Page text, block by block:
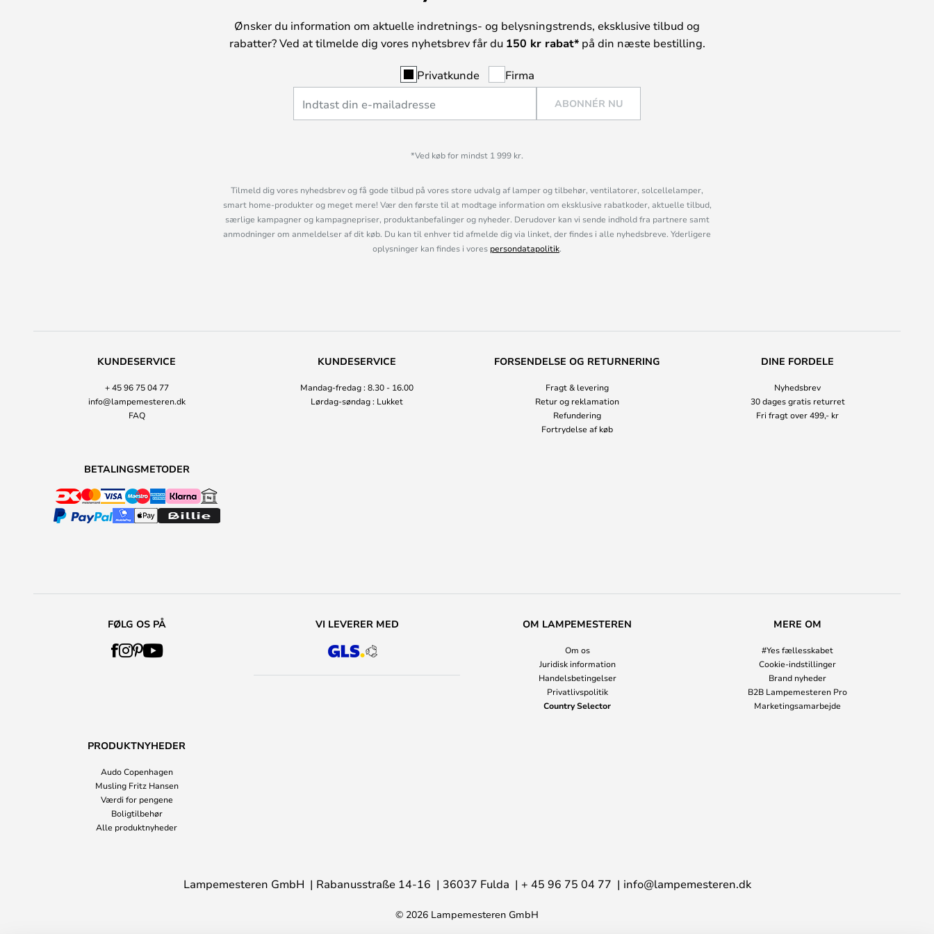
Ønsker du information om aktuelle indretnings- og belysningstrends, eksklusive tilbud og
rabatter? Ved at tilmelde dig vores nyhetsbrev får du 150 kr rabat*på din næste bestilling.
Privatkunde Firma
ABONNÉR NU
*Ved køb for mindst 1 999 kr.
Tilmeld dig vores nyhedsbrev og få gode tilbud på vores store udvalg af lamper og tilbehør, ventilatorer, solcellelamper,
smart home-produkter og meget mere! Vær den første til at modtage information om eksklusive rabatkoder, aktuelle tilbud,
særlige kampagner og kampagnepriser, produktanbefalinger og nyheder. Derudover kan vi sende indhold fra partnere samt
anmodninger om anmeldelser af dit køb. Du kan til enhver tid afmelde dig via linket, der findes i alle nyhedsbreve. Yderligere
oplysninger kan findes i vores persondatapolitik.
KUNDESERVICE
+ 45 96 75 04 77
info@lampemesteren.dk
FAQ
KUNDESERVICE
Mandag-fredag : 8.30 - 16.00
Lørdag-søndag : Lukket
FORSENDELSE OG RETURNERING
Fragt & levering
Retur og reklamation
Refundering
Fortrydelse af køb
DINE FORDELE
Nyhedsbrev
30 dages gratis returret
Fri fragt over 499,- kr
BETALINGSMETODER
FØLG OS PÅ VI LEVERER MED OM LAMPEMESTEREN
Om os
Juridisk information
Handelsbetingelser
Privatlivspolitik
Country Selector
MERE OM
#Yes fællesskabet
Cookie-indstillinger
Brand nyheder
B2B Lampemesteren Pro
Marketingsamarbejde
PRODUKTNYHEDER
Audo Copenhagen
Musling Fritz Hansen
Værdi for pengene
Boligtilbehør
Alle produktnyheder
Lampemesteren GmbH Rabanusstraße 14-16 36037 Fulda + 45 96 75 04 77 info@lampemesteren.dk
© 2026 Lampemesteren GmbH